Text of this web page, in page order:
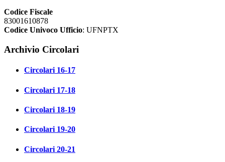
Codice Fiscale
83001610878
Codice Univoco Ufficio: UFNPTX
Archivio Circolari
Circolari 16-17
Circolari 17-18
Circolari 18-19
Circolari 19-20
Circolari 20-21